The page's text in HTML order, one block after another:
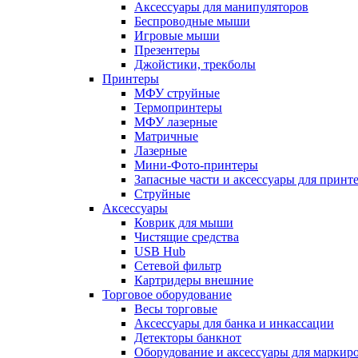
Аксессуары для манипуляторов
Беспроводные мыши
Игровые мыши
Презентеры
Джойстики, трекболы
Принтеры
МФУ струйные
Термопринтеры
МФУ лазерные
Матричные
Лазерные
Мини-Фото-принтеры
Запасные части и аксессуары для
Струйные
Аксессуары
Коврик для мыши
Чистящие средства
USB Hub
Сетевой фильтр
Картридеры внешние
Торговое оборудование
Весы торговые
Аксессуары для банка и инкассации
Детекторы банкнот
Оборудование и аксессуары для